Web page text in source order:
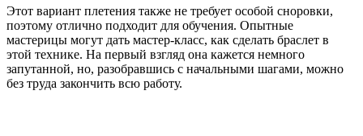
Этот вариант плетения также не требует особой сноровки,
поэтому отлично подходит для обучения. Опытные
мастерицы могут дать мастер-класс, как сделать браслет в
этой технике. На первый взгляд она кажется немного
запутанной, но, разобравшись с начальными шагами, можно
без труда закончить всю работу.